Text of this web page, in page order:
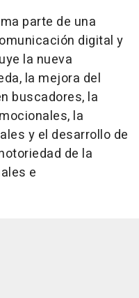
parte de una
digital y
la nueva
la mejora del
buscadores, la
la
y el desarrollo de
de la
e